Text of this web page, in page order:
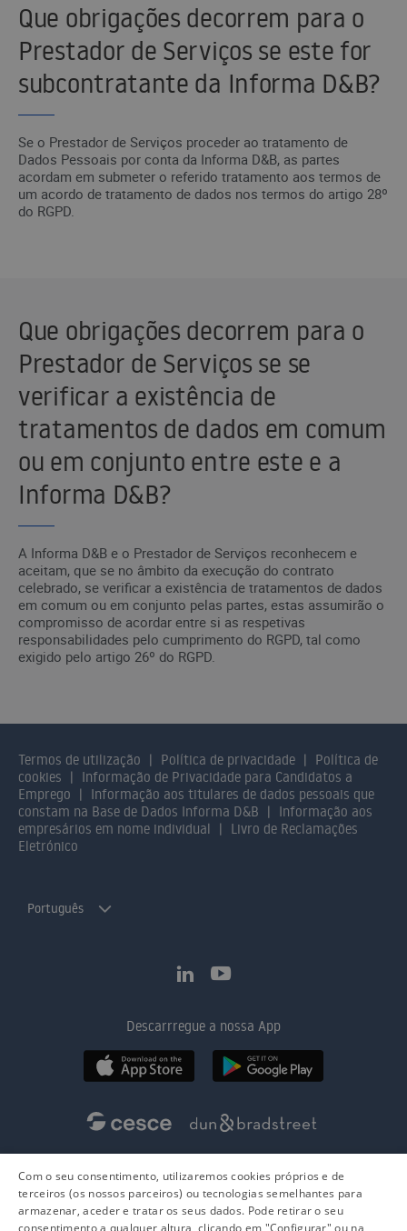
Que obrigações decorrem para o
Prestador de Serviços se este for
subcontratante da Informa D&B?
Se o Prestador de Serviços proceder ao tratamento de
Dados Pessoais por conta da Informa D&B, as partes
acordam em submeter o referido tratamento aos termos de
um acordo de tratamento de dados nos termos do artigo 28º
do RGPD.
Que obrigações decorrem para o
Prestador de Serviços se se
verificar a existência de
tratamentos de dados em comum
ou em conjunto entre este e a
Informa D&B?
A Informa D&B e o Prestador de Serviços reconhecem e
aceitam, que se no âmbito da execução do contrato
celebrado, se verificar a existência de tratamentos de dados
em comum ou em conjunto pelas partes, estas assumirão o
compromisso de acordar entre si as respetivas
responsabilidades pelo cumprimento do RGPD, tal como
exigido pelo artigo 26º do RGPD.
Termos de utilização Política de privacidade
Política de
cookies
Informação de Privacidade para Candidatos a
Emprego
Informação aos titulares de dados pessoais que
constam na Base de Dados Informa D&B
Informação aos
empresários em nome individual
Livro de Reclamações
Eletrónico
Português
Descarrregue a nossa App
Com o seu consentimento, utilizaremos cookies próprios e de
terceiros (os nossos parceiros) ou tecnologias semelhantes para
armazenar, aceder e tratar os seus dados. Pode retirar o seu
consentimento a qualquer altura, clicando em "Configurar" ou na